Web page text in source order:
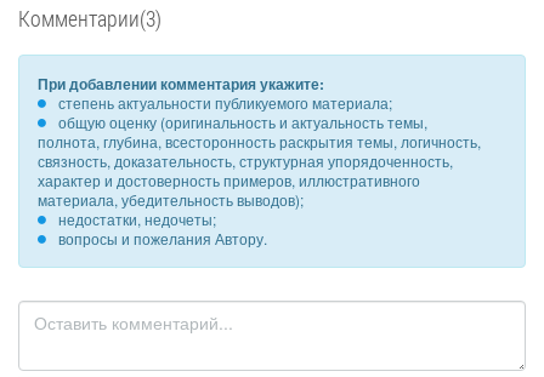
Комментарии(3)
При добавлении комментария укажите:
степень актуальности публикуемого материала;
общую оценку (оригинальность и актуальность темы,
полнота, глубина, всесторонность раскрытия темы, логичность,
связность, доказательность, структурная упорядоченность,
характер и достоверность примеров, иллюстративного
материала, убедительность выводов);
недостатки, недочеты;
вопросы и пожелания Автору.